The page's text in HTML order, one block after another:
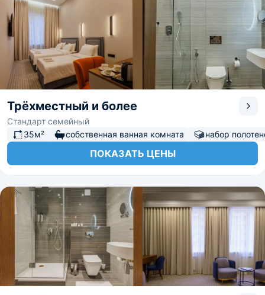
Трёхместный и более
Стандарт семейный
35м²
собственная ванная комната набор
ПОКАЗАТЬ ЦЕНЫ